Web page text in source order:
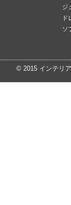
ジ
ド
ソ
© 2015 インテリ